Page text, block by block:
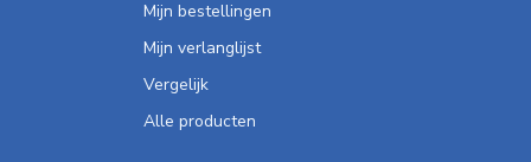
Mijn bestellingen
Mijn verlanglijst
Vergelijk
Alle producten